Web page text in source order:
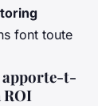
font toute
apporte-t-